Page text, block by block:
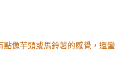
像芋頭或馬鈴薯的感覺，還蠻